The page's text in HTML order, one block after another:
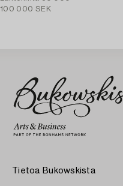
100 000 SEK
Tietoa Bukowskista